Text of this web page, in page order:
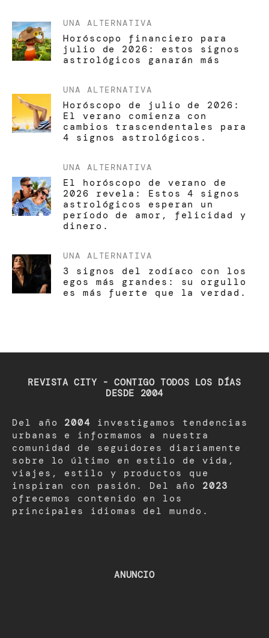
UNA ALTERNATIVA
Horóscopo financiero para
julio de 2026: estos signos
astrológicos ganarán más
UNA ALTERNATIVA
Horóscopo de julio de 2026:
El verano comienza con
cambios trascendentales para
4 signos astrológicos.
UNA ALTERNATIVA
El horóscopo de verano de
2026 revela: Estos 4 signos
astrológicos esperan un
período de amor, felicidad y
dinero.
UNA ALTERNATIVA
3 signos del zodíaco con los
egos más grandes: su orgullo
es más fuerte que la verdad.
REVISTA CITY - CONTIGO TODOS LOS DÍAS
DESDE 2004
Del año 2004 investigamos tendencias
urbanas e informamos a nuestra
comunidad de seguidores diariamente
sobre lo último en estilo de vida,
viajes, estilo y productos que
inspiran con pasión. Del año 2023
ofrecemos contenido en los
principales idiomas del mundo.
ANUNCIO